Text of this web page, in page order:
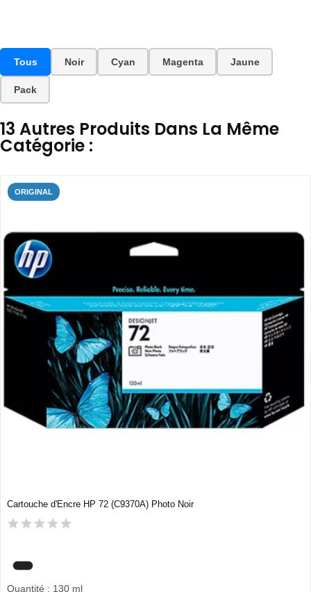
Tous Noir Cyan Magenta Jaune
Pack
13 Autres Produits Dans La Même
Catégorie :
ORIGINAL
Cartouche d'Encre HP 72 (C9370A) Photo Noir
Quantité : 130 ml